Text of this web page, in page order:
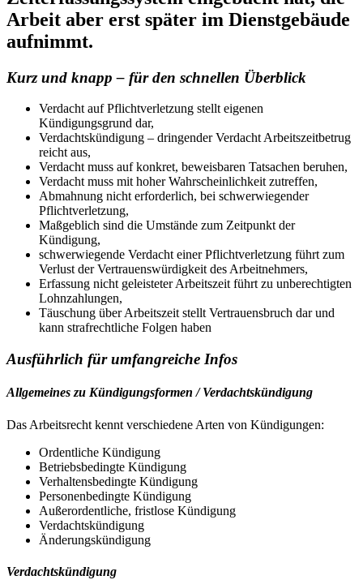
Arbeit aber erst später im Dienstgebäude
aufnimmt.
Kurz und knapp – für den schnellen Überblick
Verdacht auf Pflichtverletzung stellt eigenen
Kündigungsgrund dar,
Verdachtskündigung – dringender Verdacht Arbeitszeitbetrug
reicht aus,
Verdacht muss auf konkret, beweisbaren Tatsachen beruhen,
Verdacht muss mit hoher Wahrscheinlichkeit zutreffen,
Abmahnung nicht erforderlich, bei schwerwiegender
Pflichtverletzung,
Maßgeblich sind die Umstände zum Zeitpunkt der
Kündigung,
schwerwiegende Verdacht einer Pflichtverletzung führt zum
Verlust der Vertrauenswürdigkeit des Arbeitnehmers,
Erfassung nicht geleisteter Arbeitszeit führt zu unberechtigten
Lohnzahlungen,
Täuschung über Arbeitszeit stellt Vertrauensbruch dar und
kann strafrechtliche Folgen haben
Ausführlich für umfangreiche Infos
Allgemeines zu Kündigungsformen / Verdachtskündigung
Das Arbeitsrecht kennt verschiedene Arten von Kündigungen:
Ordentliche Kündigung
Betriebsbedingte Kündigung
Verhaltensbedingte Kündigung
Personenbedingte Kündigung
Außerordentliche, fristlose Kündigung
Verdachtskündigung
Änderungskündigung
Verdachtskündigung